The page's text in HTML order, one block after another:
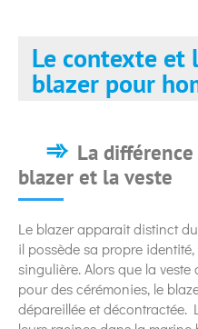
Le contexte
blazer pour
La
blazer et la veste
Le blazer apparait distinct
il possède sa propre
singulière. Alors que la veste
pour des cérémonies, le
dépareillée et décontractée.